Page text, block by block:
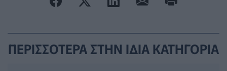
ΠΕΡΙΣΣΟΤΕΡΑ ΣΤΗΝ ΙΔΙΑ ΚΑΤΗΓΟΡΙΑ